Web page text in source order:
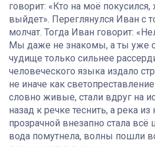
говорит: «Кто на моё
выйдет». Переглянулся Иван с
молчат. Тогда Иван говорит:
Мы даже не знакомы, а ты уже
чудище только сильнее
человеческого языка издало
не иначе как
словно живые, стали вдруг на
назад к речке теснить, а река
прозрачной внезапно стала
вода помутнела, волны пошли